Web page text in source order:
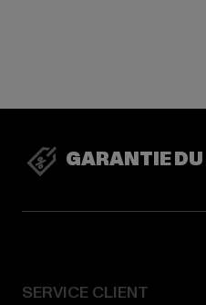
GARANTIE
SERVICE CLIENT